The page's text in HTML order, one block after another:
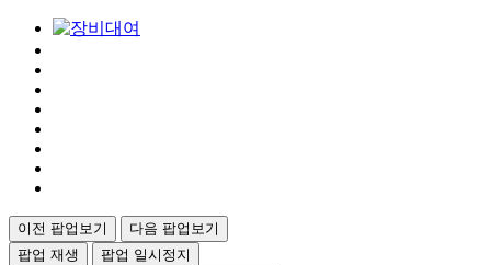
이전 팝업보기
다음 팝업보기
팝업 재생
팝업 일시정지